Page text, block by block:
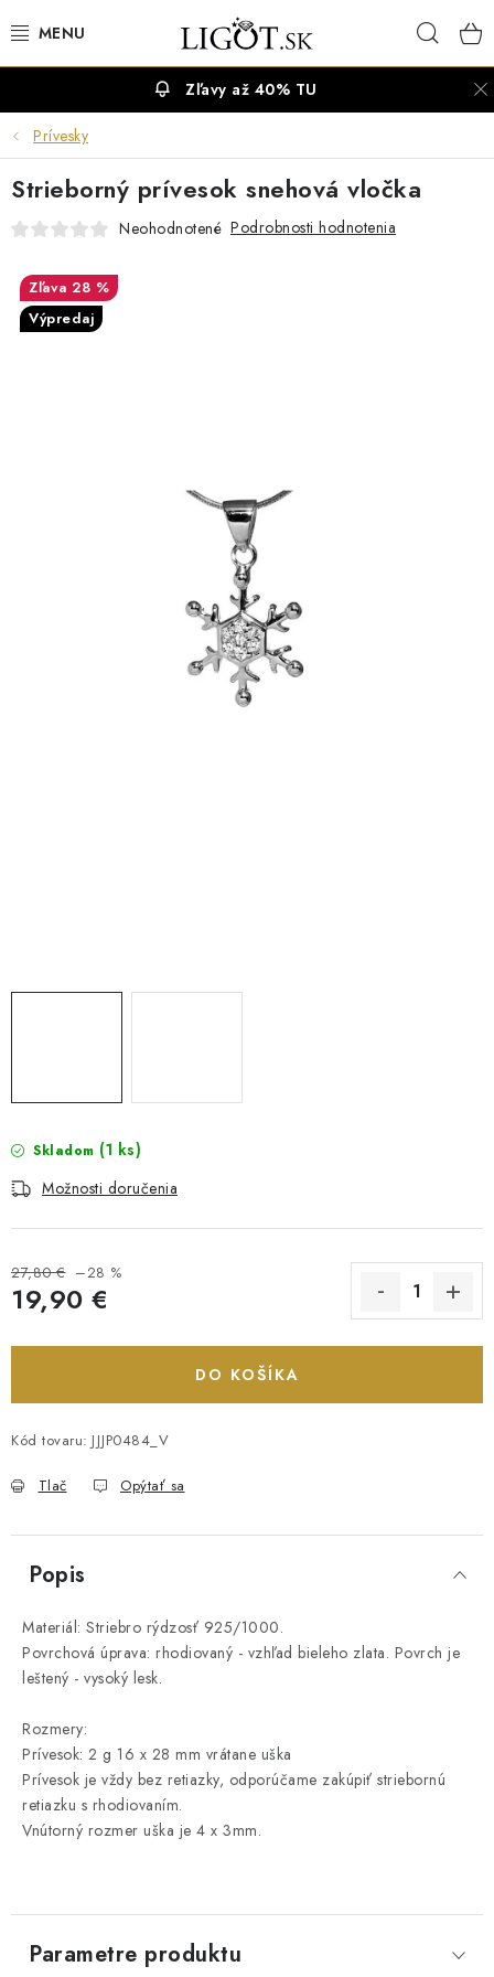
na
NÁUŠNICE
NÁHRDELNÍKY
PRSTENE
Vrátenie, výmena, reklamácia
Ochrana súkromia
Zľavy až 40% TU
Prívesky
Skladom (1 ks)
Možnosti doručenia
27,80 € –28 %
19,90 €
DO KOŠÍKA
Kód tovaru: JJJP0484_V
Tlač Opýtať sa
Strieborný prívesok snehová vločka
Neohodnotené Podrobnosti hodnotenia
28 %
Výpredaj
Popis
Materiál: Striebro rýdzosť 925/1000.
Povrchová úprava: rhodiovaný - vzhľad bieleho zlata. Povrch je
leštený - vysoký lesk.
Rozmery:
Prívesok: 2 g 16 x 28 mm vrátane uška
Prívesok je vždy bez retiazky, odporúčame zakúpiť striebornú
retiazku s rhodiovaním.
Vnútorný rozmer uška je 4 x 3mm.
Parametre produktu